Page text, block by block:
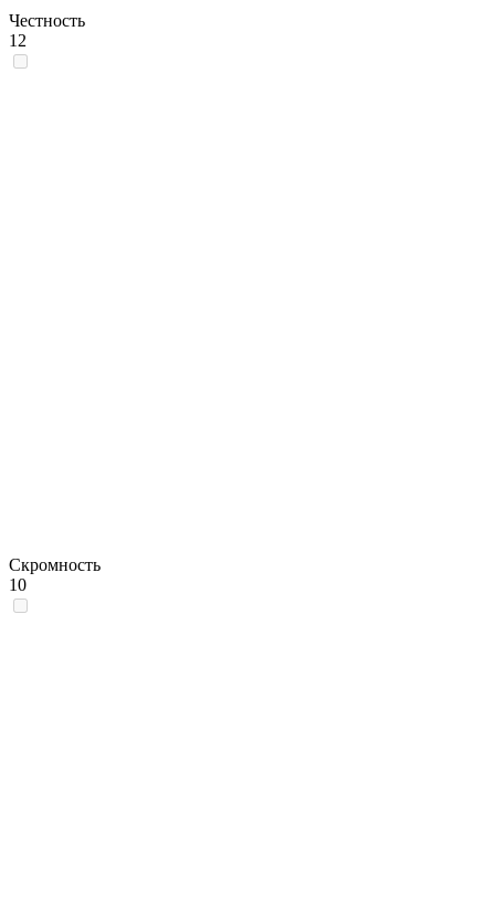
Честность
12
Скромность
10